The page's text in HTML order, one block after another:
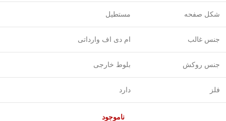
شکل صفحه مستطیل
جنس غالب ام دی اف وارداتی
جنس روکش بلوط خارجی
فلز دارد
ناموجود